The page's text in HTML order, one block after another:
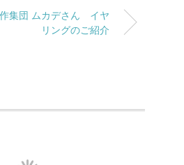
作集団 ムカデさん イヤ
リングのご紹介